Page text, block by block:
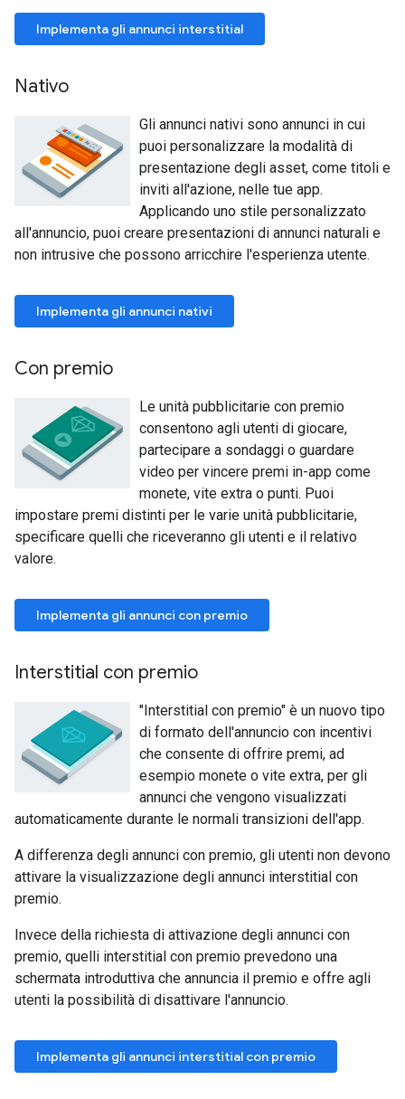
Implementa gli annunci interstitial
Nativo
Gli annunci nativi sono annunci in cui
puoi personalizzare la modalità di
presentazione degli asset, come titoli e
inviti all'azione, nelle tue app.
Applicando uno stile personalizzato
all'annuncio, puoi creare presentazioni di annunci naturali e
non intrusive che possono arricchire l'esperienza utente.
Implementa gli annunci nativi
Con premio
Le unità pubblicitarie con premio
consentono agli utenti di giocare,
partecipare a sondaggi o guardare
video per vincere premi in-app come
monete, vite extra o punti. Puoi
impostare premi distinti per le varie unità pubblicitarie,
specificare quelli che riceveranno gli utenti e il relativo
valore.
Implementa gli annunci con premio
Interstitial con premio
"Interstitial con premio" è un nuovo tipo
di formato dell'annuncio con incentivi
che consente di offrire premi, ad
esempio monete o vite extra, per gli
annunci che vengono visualizzati
automaticamente durante le normali transizioni dell'app.
A differenza degli annunci con premio, gli utenti non devono
attivare la visualizzazione degli annunci interstitial con
premio.
Invece della richiesta di attivazione degli annunci con
premio, quelli interstitial con premio prevedono una
schermata introduttiva che annuncia il premio e offre agli
utenti la possibilità di disattivare l'annuncio.
Implementa gli annunci interstitial con premio